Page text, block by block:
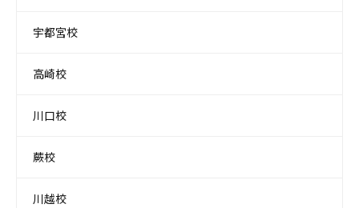
宇都宮校
高崎校
川口校
蕨校
川越校